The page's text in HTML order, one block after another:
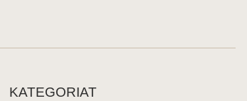
KATEGORIAT